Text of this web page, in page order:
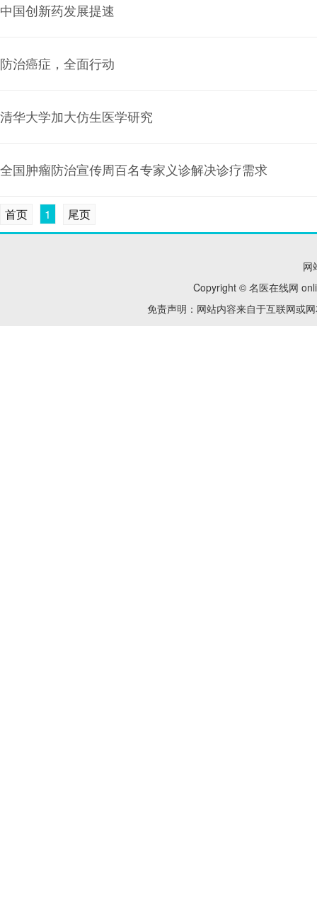
中国创新药发展提速
防治癌症，全面行动
清华大学加大仿生医学研究
全国肿瘤防治宣传周百名专家义诊解决诊疗需求
首页 1 尾页
网
Copyright © 名医在线网
免责声明：网站内容来自于互联网或